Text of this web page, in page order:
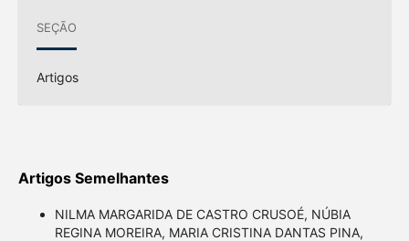
SEÇÃO
Artigos
Artigos Semelhantes
NILMA MARGARIDA DE CASTRO CRUSOÉ, NÚBIA
REGINA MOREIRA, MARIA CRISTINA DANTAS PINA,